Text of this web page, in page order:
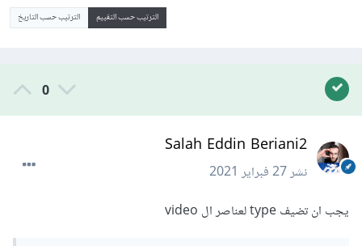
الترتيب حسب التقييم الترتيب حسب التاريخ
0
Salah Eddin Beriani2
نشر27 فبراير 2021
يجب ان تضيف type لعناصر ال video